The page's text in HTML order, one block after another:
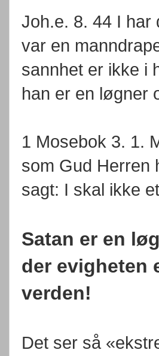
Joh.e. 8. 44 I har
var en
sannhet er ikke i
han er en løgner
1 Mosebok 3. 1.
som Gud Herren
sagt: I skal ikke
Satan er en
der evigheten
verden!
Det ser så